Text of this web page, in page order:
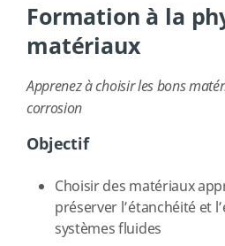
Formation à la
matériaux
Apprenez à choisir les bons
corrosion
Objectif
Choisir des matériaux
préserver l’étanchéité et
systèmes fluides